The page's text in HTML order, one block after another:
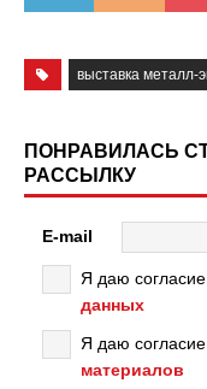
выставка металл-
ПОНРАВИЛАСЬ
РАССЫЛКУ
E-mail
Я даю
данных
Я даю
материалов